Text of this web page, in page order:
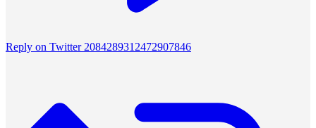
Reply on Twitter 2084289312472907846